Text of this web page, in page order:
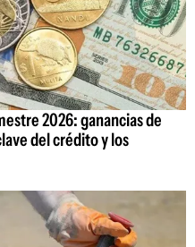
2026: ganancias de
del crédito y los